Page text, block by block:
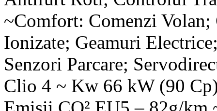
~Comfort: Comenzi
Ionizate; Geamuri
Senzori Parcare;
Clio 4 ~ Kw 66 kW (90